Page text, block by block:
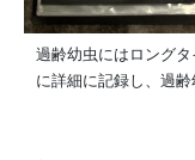
過齢幼虫にはロング
に詳細に記録し、過齢